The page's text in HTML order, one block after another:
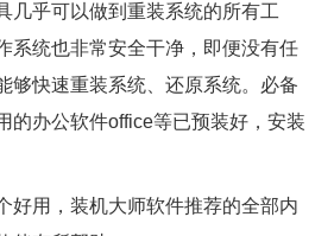
几乎可以做到重装系统的所有工
系统也非常安全干净，即便没有任
够快速重装系统、还原系统。必备
的办公软件office等已预装好，安装
好用，装机大师软件推荐的全部内